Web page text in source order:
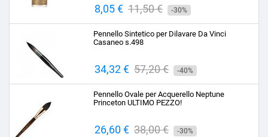
Prezzo
8,05 € Prezzo
base
11,50 € -30%
Pennello Sintetico per Dilavare Da Vinci
Casaneo s.498
Prezzo
34,32 € Prezzo
base
57,20 € -40%
Pennello Ovale per Acquerello Neptune
Princeton ULTIMO PEZZO!
Prezzo
26,60 € Prezzo
38,00 € -30%